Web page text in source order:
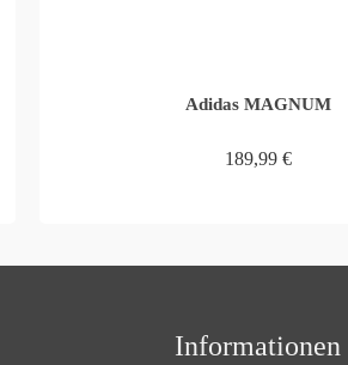
Adidas MAGNUM
189,99 €
Informationen